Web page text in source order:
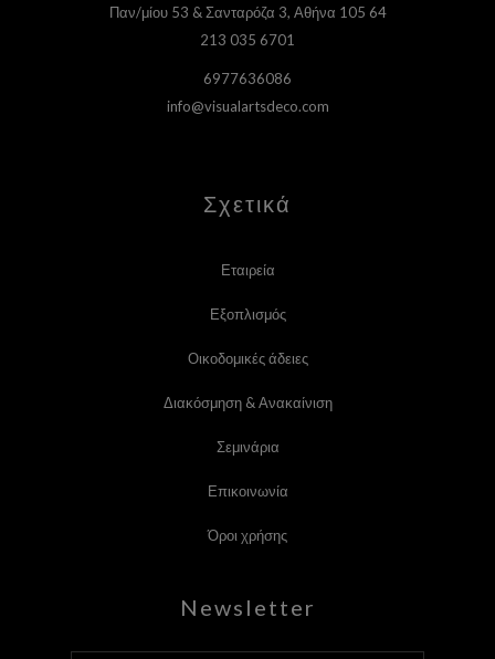
Παν/μίου 53 & Σανταρόζα 3, Αθήνα 105 64
213 035 6701
6977636086
info@visualartsdeco.com
Σχετικά
Εταιρεία
Εξοπλισμός
Οικοδομικές άδειες
Διακόσμηση & Ανακαίνιση
Σεμινάρια
Επικοινωνία
Όροι χρήσης
Newsletter